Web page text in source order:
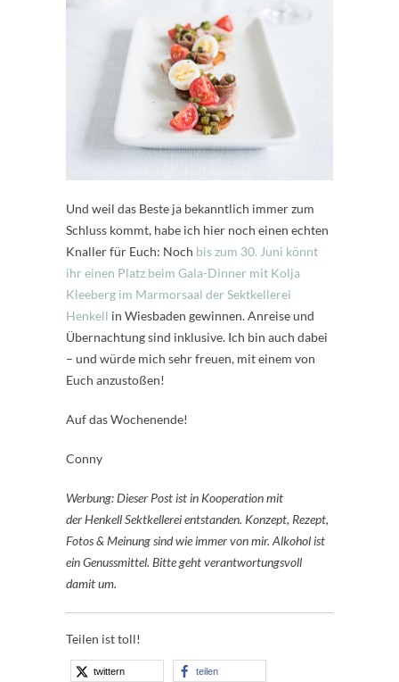
Und weil das Beste ja bekanntlich immer zum
Schluss kommt, habe ich hier noch einen echten
Knaller für Euch: Noch bis zum 30. Juni könnt
ihr einen Platz beim Gala-Dinner mit Kolja
Kleeberg im Marmorsaal der Sektkellerei
Henkell in Wiesbaden gewinnen. Anreise und
Übernachtung sind inklusive. Ich bin auch dabei
– und würde mich sehr freuen, mit einem von
Euch anzustoßen!
Auf das Wochenende!
Conny
Werbung: Dieser Post ist in Kooperation mit
der Henkell Sektkellerei entstanden. Konzept, Rezept,
Fotos & Meinung sind wie immer von mir. Alkohol ist
ein Genussmittel. Bitte geht verantwortungsvoll
damit um.
Teilen ist toll!
twittern teilen